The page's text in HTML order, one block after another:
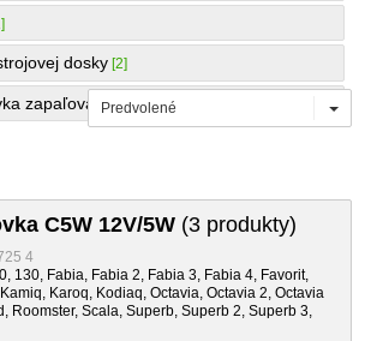
dosky [2]
zapaľovača[8]
C5W 12V/5W (3 produkty)
4
130, Fabia, Fabia 2, Fabia 3, Fabia 4, Favorit,
Karoq, Kodiaq, Octavia, Octavia 2, Octavia
Roomster, Scala, Superb, Superb 2, Superb 3,
Predvolené